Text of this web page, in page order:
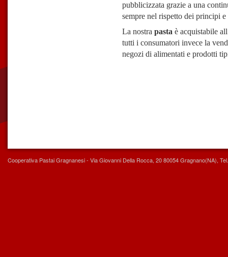
pubblicizzata grazie a una
sempre nel rispetto dei principi
La nostra pasta è acquistabile
tutti i consumatori invece la
negozi di alimentati e prodotti
Cooperativa Pastai Gragnanesi - Via Giovanni Della Rocca, 20 80054 Gragnano(NA),